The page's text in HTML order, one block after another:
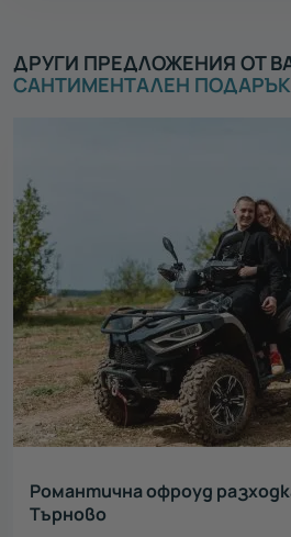
ДРУГИ ПРЕДЛОЖЕНИЯ ОТ
САНТИМЕНТАЛЕН ПОДАРЪК
Романтична офроуд
Търново